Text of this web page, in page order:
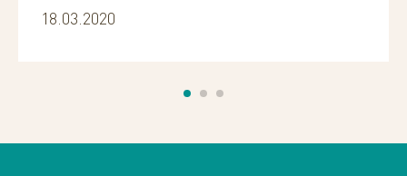
18.03.2020